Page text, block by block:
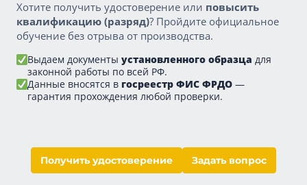
Хотите получить удостоверение или повысить
квалификацию (разряд)? Пройдите официальное
обучение без отрыва от производства.
Выдаем документы установленного образца для
законной работы по всей РФ.
Данные вносятся в госреестр ФИС ФРДО —
гарантия прохождения любой проверки.
Получить удостоверение Задать вопрос